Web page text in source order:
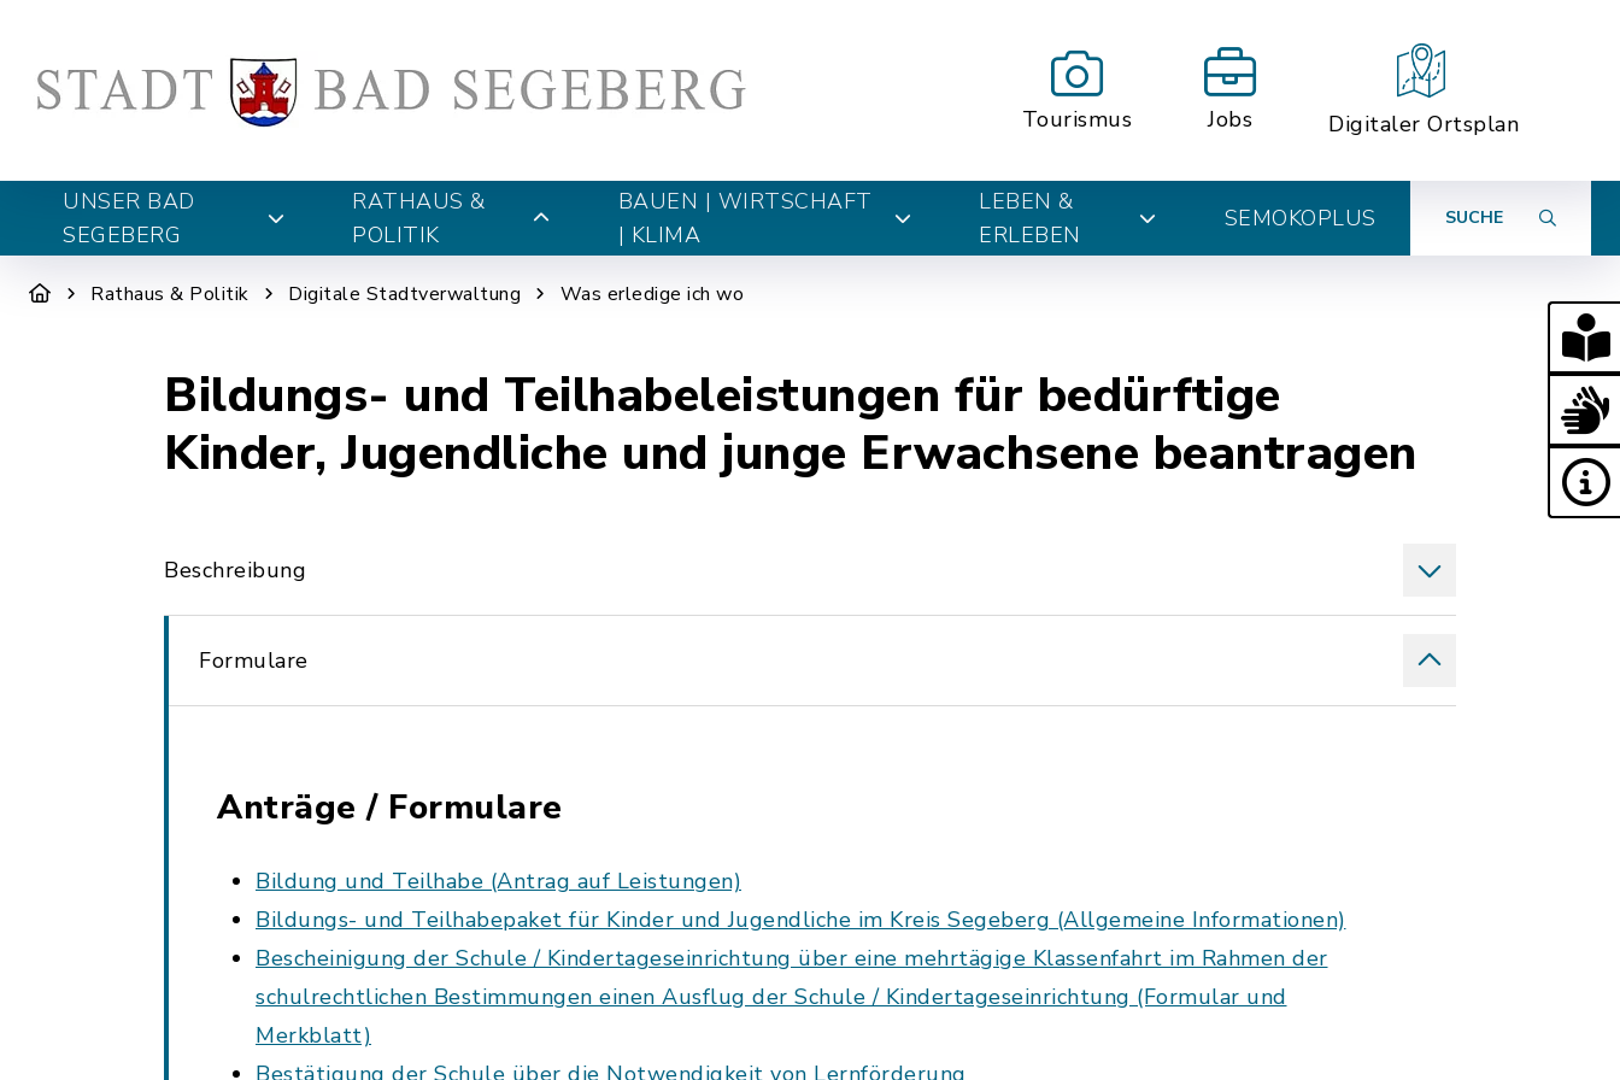
Tourismus Jobs Digitaler Ortsplan
UNSER BAD
SEGEBERG
RATHAUS &
POLITIK
BAUEN | WIRTSCHAFT
| KLIMA
LEBEN &
ERLEBEN
SEMOKOPLUS SUCHE
Rathaus & Politik Digitale Stadtverwaltung Was erledige ich wo
Bildungs- und Teilhabeleistungen für bedürftige
Kinder, Jugendliche und junge Erwachsene beantragen
Beschreibung
Formulare
Anträge / Formulare
Bildung und Teilhabe (Antrag auf Leistungen)
Bildungs- und Teilhabepaket für Kinder und Jugendliche im Kreis Segeberg (Allgemeine Informationen)
Bescheinigung der Schule / Kindertageseinrichtung über eine mehrtägige Klassenfahrt im Rahmen der
schulrechtlichen Bestimmungen einen Ausflug der Schule / Kindertageseinrichtung (Formular und
Merkblatt)
Bestätigung der Schule über die Notwendigkeit von Lernförderung